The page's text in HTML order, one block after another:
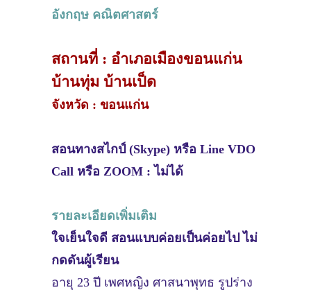
อังกฤษ คณิตศาสตร์
สถานที่ : อำเภอเมืองขอนแก่น
บ้านทุ่ม บ้านเป็ด
จังหวัด : ขอนแก่น
สอนทางสไกป์ (Skype) หรือ Line VDO
Call หรือ ZOOM : ไม่ได้
รายละเอียดเพิ่มเติม
ใจเย็นใจดี สอนแบบค่อยเป็นค่อยไป ไม่
กดดันผู้เรียน
อายุ 23 ปี เพศหญิง ศาสนาพุทธ รูปร่าง